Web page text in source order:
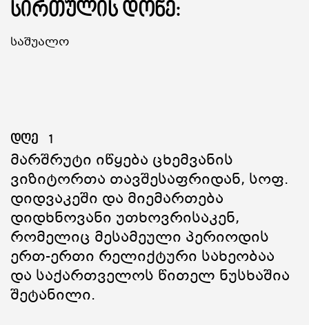
სირთულის დონე:
Საშუალო
დღე 1
Მარშრუტი Იწყება Ცხემვანის
Ვიზიტორთა Თავშესაფრიდან, Სოფ.
Დიდვაკეში Და Მიემართება
Დიდხნოვანი Უთხოვრისაკენ,
Რომელიც Მესამეული Პერიოდის
Ერთ-Ერთი Რელიქტური Სახეობაა
Და Საქართველოს Წითელ Ნუსხაშია
Შეტანილი.